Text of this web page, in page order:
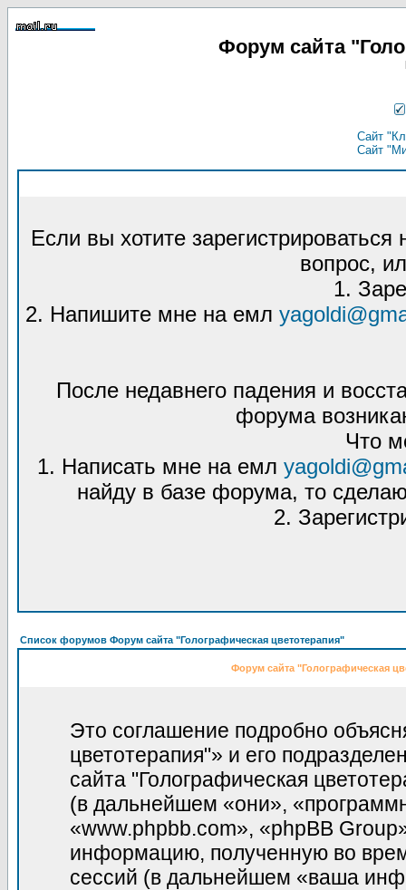
Форум сайта
Сайт
Сайт
Если вы хотите
вопрос,
1.
2. Напишите мне на емл
После недавнего падения и
форума
Что
1. Написать мне на емл
найду в базе форума, то
2.
Список форумов Форум сайта "Голографическая цветотерапия"
Форум сайта "Голографическая
Это соглашение подробно
цветотерапия"» и его
сайта "Голографическая
(в дальнейшем «они»,
«www.phpbb.com», «phpBB
информацию, полученную во
сессий (в дальнейшем «ваша